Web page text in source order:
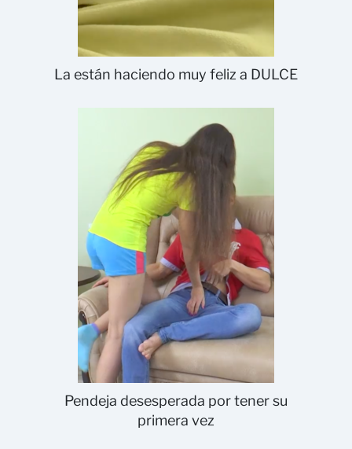
La están haciendo muy feliz a DULCE
Pendeja desesperada por tener su
primera vez